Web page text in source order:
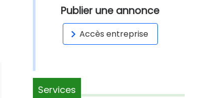
Publier une annonce
Accès entreprise
Services